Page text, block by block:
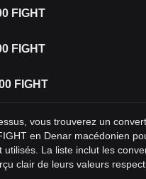
FIGHT
FIGHT
FIGHT
vous trouverez un
en Denar macédonien
utilisés. La liste inclut les
clair de leurs valeurs